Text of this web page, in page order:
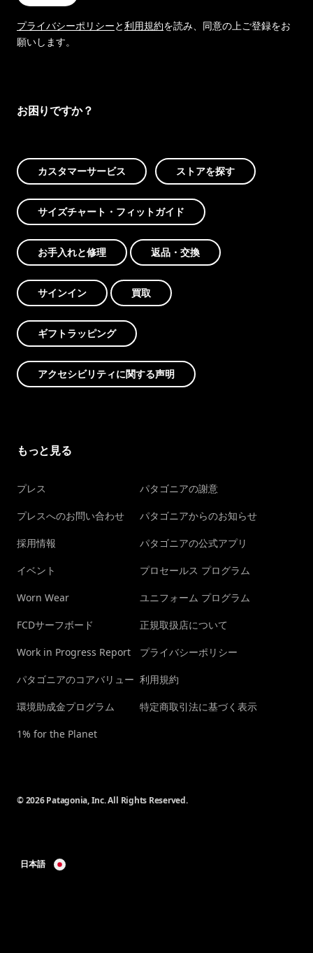
プライバシーポリシーと利用規約を読み、同意の上ご登録をお
願いします。
お困りですか？
カスタマーサービス ストアを探す
サイズチャート・フィットガイド
お手入れと修理 返品・交換
サインイン 買取
ギフトラッピング
アクセシビリティに関する声明
もっと見る
プレス
プレスへのお問い合わせ
採用情報
イベント
Worn Wear
FCDサーフボード
Work in Progress Report
パタゴニアのコアバリュー
環境助成金プログラム
1% for the Planet
パタゴニアの謝意
パタゴニアからのお知らせ
パタゴニアの公式アプリ
プロセールス プログラム
ユニフォーム プログラム
正規取扱店について
プライバシーポリシー
利用規約
特定商取引法に基づく表示
© 2026 Patagonia, Inc. All Rights Reserved.
日本語